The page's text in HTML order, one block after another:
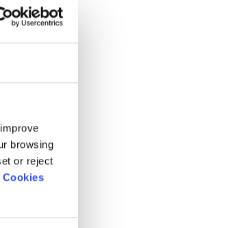
browsing
or reject
Cookies